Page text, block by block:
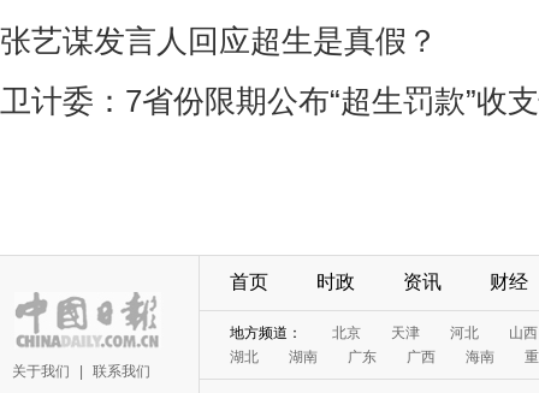
张艺谋发言人回应超生是真假？
卫计委：7省份限期公布“超生罚款”收
关于我们 联系我们
首页 时政 资讯 财经
地方频道： 北京 天津 河北
山西
湖北
湖南 广东 广西 海南